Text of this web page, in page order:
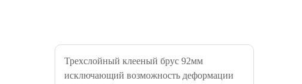
Трехслойный клееный брус 92мм
исключающий возможность деформации